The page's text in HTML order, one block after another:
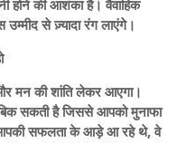
होने की आशंका है। वैवाहिक
से ज़्यादा रंग लाएंगे।
और मन की शांति लेकर आएगा।
सकती है जिससे आपको मुनाफा
आपकी सफलता के आड़े आ रहे थे, वे